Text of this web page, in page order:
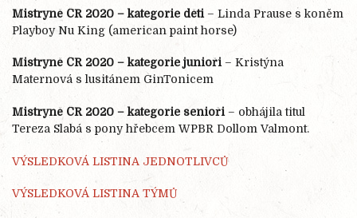
Mistryně ČR 2020 – kategorie děti – Linda Prause s koněm
Playboy Nu King (american paint horse)
Mistryně ČR 2020 – kategorie junioři– Kristýna
Maternová s lusitánem GinTonicem
Mistryně ČR 2020 – kategorie senioři – obhájila titul
Tereza Slabá s pony hřebcem WPBR Dollom Valmont.
VÝSLEDKOVÁ LISTINA JEDNOTLIVCŮ
VÝSLEDKOVÁ LISTINA TÝMŮ